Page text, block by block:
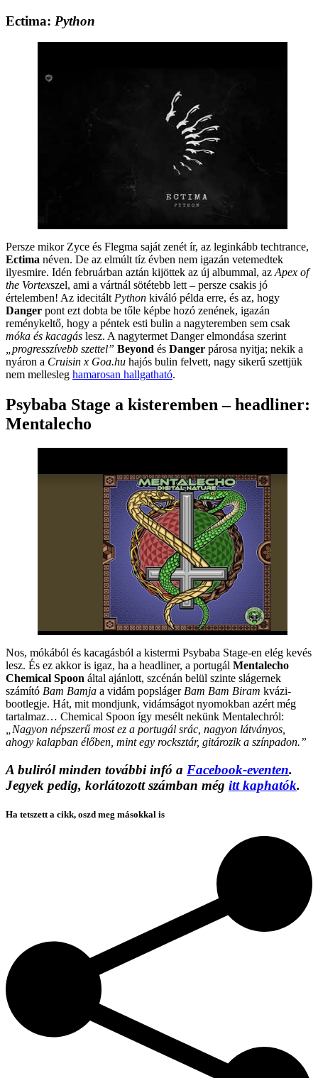
Ectima: Python
Watch this video on YouTube
Persze mikor Zyce és Flegma saját zenét ír, az leginkább techtrance,
Ectima néven. De az elmúlt tíz évben nem igazán vetemedtek
ilyesmire. Idén februárban aztán kijöttek az új albummal, azApex of
the Vortexszel, ami a vártnál sötétebb lett ‒ persze csakis jó
értelemben! Az idecitáltPython kiváló példa erre, és az, hogy
Danger pont ezt dobta be tőle képbe hozó zenének, igazán
reménykeltő, hogy a péntek esti bulin a nagyteremben sem csak
móka és kacagás lesz. A nagytermet Danger elmondása szerint
„progresszívebb szettel” Beyond és Danger párosa nyitja; nekik a
nyáron a Cruisin x Goa.hu hajós bulin felvett, nagy sikerű szettjük
nem mellesleg hamarosan hallgatható.
Psybaba Stage a kisteremben – headliner:
Mentalecho
Watch this video on YouTube
Nos, mókából és kacagásból a kistermi Psybaba Stage-en elég kevés
lesz. És ez akkor is igaz, ha a headliner, a portugál Mentalecho
Chemical Spoon által ajánlott, szcénán belül szinte slágernek
számító Bam Bamja a vidám popsláger Bam Bam Biram kvázi-
bootlegje. Hát, mit mondjunk, vidámságot nyomokban azért még
tartalmaz… Chemical Spoon így mesélt nekünk Mentalechról:
„Nagyon népszerű most ez a portugál srác, nagyon látványos,
ahogy kalapban élőben, mint egy rocksztár, gitározik a színpadon.”
A buliról minden további infó a Facebook-eventen.
Jegyek pedig, korlátozott számban még itt kaphatók.
Ha tetszett a cikk, oszd meg másokkal is